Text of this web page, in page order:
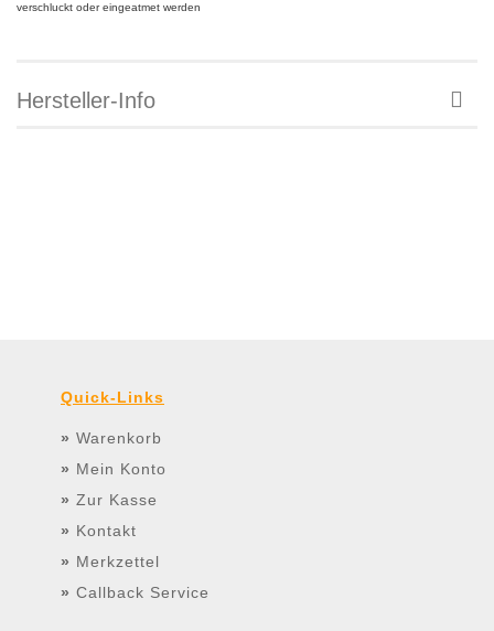
verschluckt oder eingeatmet werden
Hersteller-Info
Quick-Links
» Warenkorb
» Mein Konto
» Zur Kasse
» Kontakt
» Merkzettel
» Callback Service